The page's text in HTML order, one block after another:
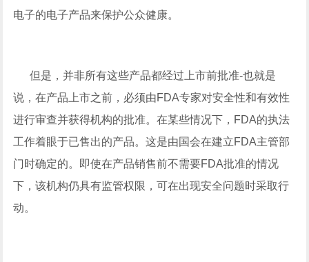
电子的电子产品来保护公众健康。
但是，并非所有这些产品都经过上市前批准-也就是
说，在产品上市之前，必须由FDA专家对安全性和有效性
进行审查并获得机构的批准。在某些情况下，FDA的执法
工作着眼于已售出的产品。这是由国会在建立FDA主管部
门时确定的。即使在产品销售前不需要FDA批准的情况
下，该机构仍具有监管权限，可在出现安全问题时采取行
动。